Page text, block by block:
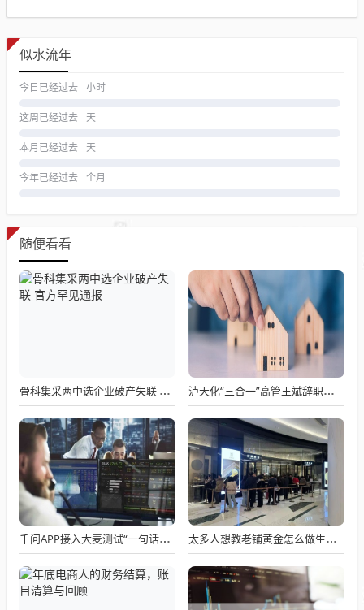
似水流年
今日已经过去 小时
这周已经过去 天
本月已经过去 天
今年已经过去 个月
随便看看
骨科集采两中选企业破产失联 官方罕见通报 泸天化“三合一”高管王斌辞职：高管变动叠加财务、业绩双重压力，公司进入阶段性调整期
千问APP接入大麦测试“一句话买电影票” 太多人想教老铺黄金怎么做生意了